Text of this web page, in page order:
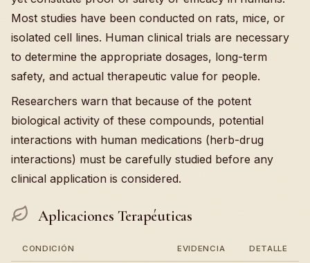
Most studies have been conducted on rats, mice, or
isolated cell lines. Human clinical trials are necessary
to determine the appropriate dosages, long-term
safety, and actual therapeutic value for people.
Researchers warn that because of the potent
biological activity of these compounds, potential
interactions with human medications (herb-drug
interactions) must be carefully studied before any
clinical application is considered.
Aplicaciones Terapéuticas
CONDICIÓN EVIDENCIA DETALLE